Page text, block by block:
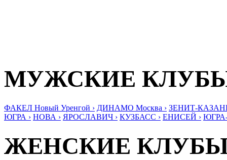
МУЖСКИЕ
ФАКЕЛ Новый Уренгой › ДИНАМО Москва › ЗЕНИТ-
ЮГРА › НОВА › ЯРОСЛАВИЧ › КУЗБАСС › ЕНИСЕЙ ›
ЖЕНСКИЕ